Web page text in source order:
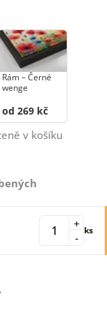
Rám –⁠⁠⁠⁠⁠⁠ Černé
wenge
od 269 kč
v košíku
-
+ ks